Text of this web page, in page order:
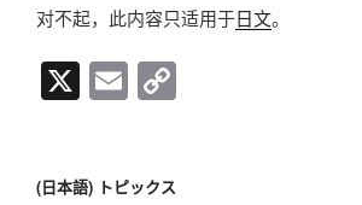
对不起，此内容只适用于日文。
X E
m
(日本語) トピックス